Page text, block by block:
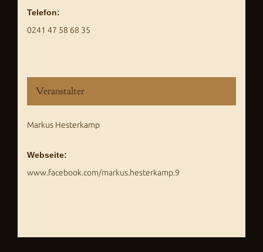
Telefon:
0241 47 58 68 35
Veranstalter
Markus Hesterkamp
Webseite:
www.facebook.com/markus.hesterkamp.9